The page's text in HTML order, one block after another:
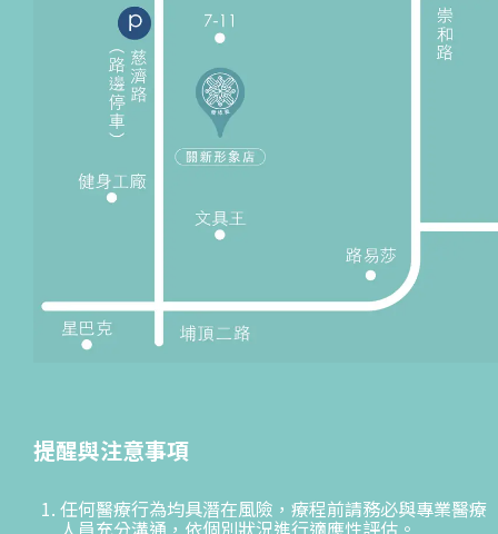
提醒與注意事項
任何醫療行為均具潛在風險，療程前請務必與專業醫療